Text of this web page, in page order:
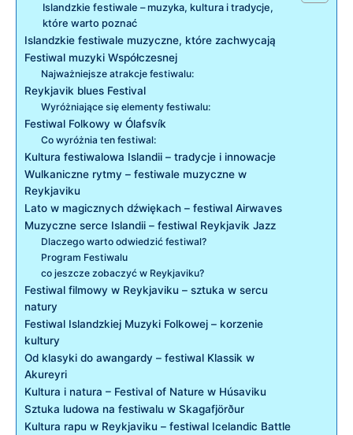
Islandzkie festiwale – ⁢muzyka, kultura i tradycje,
które​ warto poznać
Islandzkie festiwale muzyczne, które zachwycają
Festiwal muzyki Współczesnej
Najważniejsze atrakcje festiwalu:
Reykjavik blues Festival
Wyróżniające się elementy‍ festiwalu:
Festiwal Folkowy w Ólafsvík
Co wyróżnia ten​ festiwal:
Kultura festiwalowa Islandii – tradycje i innowacje
Wulkaniczne‍ rytmy – festiwale muzyczne​ w
Reykjaviku
Lato ⁢w magicznych dźwiękach – festiwal Airwaves
Muzyczne serce Islandii – festiwal Reykjavik Jazz
Dlaczego warto odwiedzić festiwal?
Program Festiwalu
co⁤ jeszcze zobaczyć w Reykjaviku?
Festiwal filmowy w Reykjaviku –‍ sztuka w sercu
natury
Festiwal Islandzkiej Muzyki⁤ Folkowej – korzenie
kultury
Od⁣ klasyki ‍do awangardy –‌ festiwal Klassik w
Akureyri
Kultura i natura – Festival of Nature w Húsaviku
Sztuka⁢ ludowa na festiwalu⁣ w Skagafjörður
Kultura rapu w Reykjaviku – festiwal Icelandic Battle